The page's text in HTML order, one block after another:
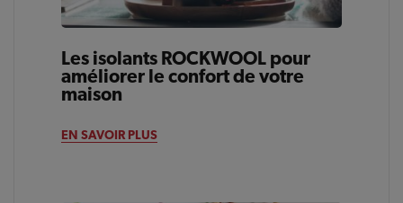
Les isolants ROCKWOOL pour
améliorer le confort de votre
maison
EN SAVOIR PLUS